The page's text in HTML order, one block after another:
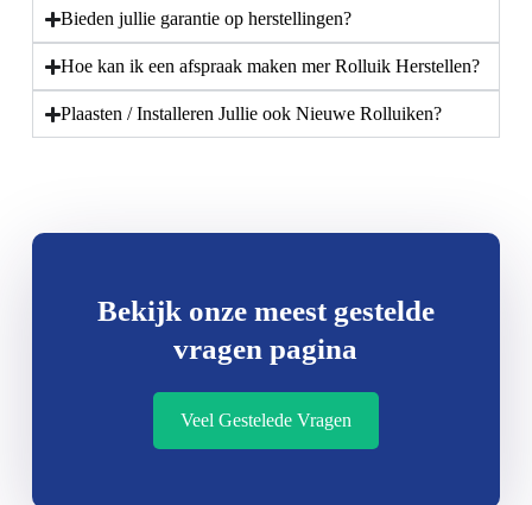
Bieden jullie garantie op herstellingen?
Hoe kan ik een afspraak maken mer Rolluik Herstellen?
Plaasten / Installeren Jullie ook Nieuwe Rolluiken?
Bekijk onze meest gestelde
vragen pagina
Veel Gestelede Vragen